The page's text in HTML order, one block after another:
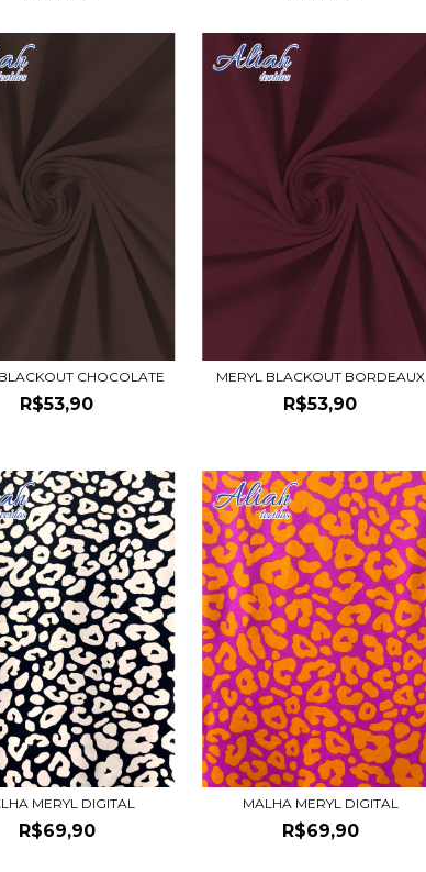
CHOCOLATE
R$53,90
MERYL BLACKOUT BORDEAUX
R$53,90
MERYL DIGITAL
R$69,90
MALHA MERYL DIGITAL
R$69,90